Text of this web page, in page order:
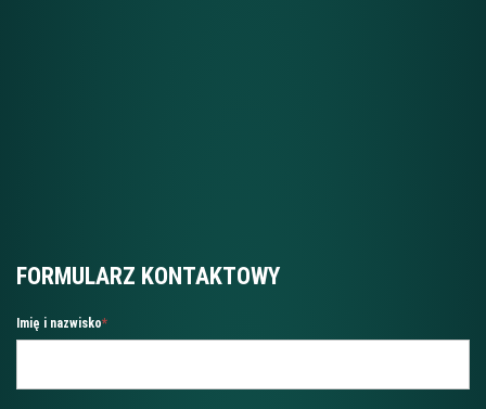
FORMULARZ KONTAKTOWY
Imię i nazwisko*